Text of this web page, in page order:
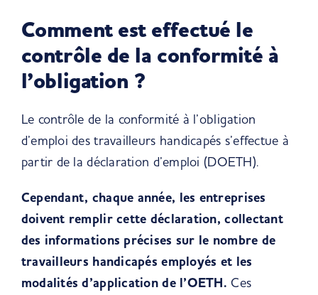
Comment est effectué le
contrôle de la conformité à
l’obligation ?
Le contrôle de la conformité à l’obligation
d’emploi des travailleurs handicapés s’effectue à
partir de la déclaration d’emploi (DOETH).
Cependant, chaque année, les entreprises
doivent remplir cette déclaration, collectant
des informations précises sur le nombre de
travailleurs handicapés employés et les
modalités d’application de l’OETH. Ces